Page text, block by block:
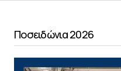
Ποσειδώνια 2026